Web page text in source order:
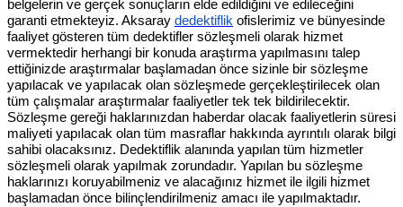
belgelerin ve gerçek sonuçların elde edildiğini ve edileceğini
garanti etmekteyiz. Aksaray dedektiflik ofislerimiz ve bünyesinde
faaliyet gösteren tüm dedektifler sözleşmeli olarak hizmet
vermektedir herhangi bir konuda araştırma yapılmasını talep
ettiğinizde araştırmalar başlamadan önce sizinle bir sözleşme
yapılacak ve yapılacak olan sözleşmede gerçekleştirilecek olan
tüm çalışmalar araştırmalar faaliyetler tek tek bildirilecektir.
Sözleşme gereği haklarınızdan haberdar olacak faaliyetlerin süresi
maliyeti yapılacak olan tüm masraflar hakkında ayrıntılı olarak bilgi
sahibi olacaksınız. Dedektiflik alanında yapılan tüm hizmetler
sözleşmeli olarak yapılmak zorundadır. Yapılan bu sözleşme
haklarınızı koruyabilmeniz ve alacağınız hizmet ile ilgili hizmet
başlamadan önce bilinçlendirilmeniz amacı ile yapılmaktadır.